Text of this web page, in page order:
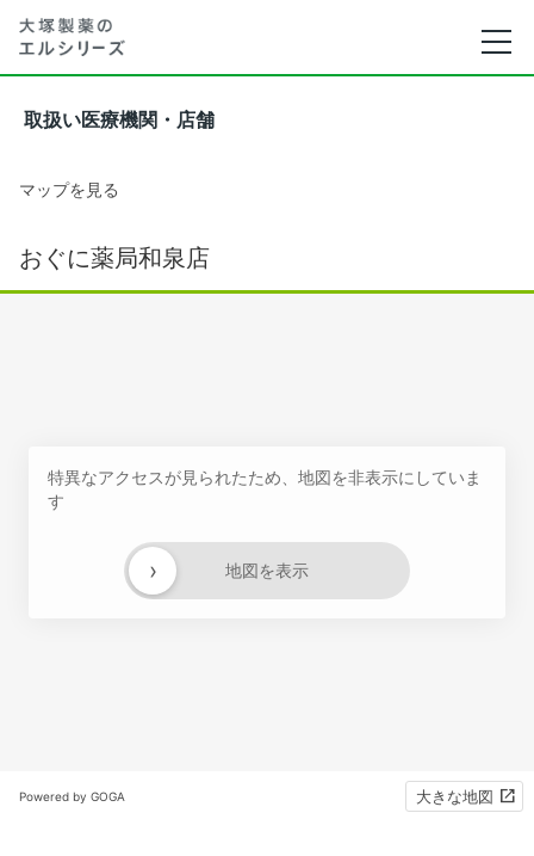
取扱い医療機関・店舗
マップを見る
おぐに薬局和泉店
特異なアクセスが見られたため、地図を非表示にしていま
す
地図を表示
›
Powered by GOGA 大きな地図